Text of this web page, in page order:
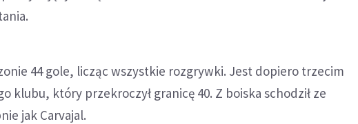
44 gole, licząc wszystkie rozgrywki. Jest dopiero trzecim
klubu, który przekroczył granicę 40. Z boiska schodził ze
jak Carvajal.